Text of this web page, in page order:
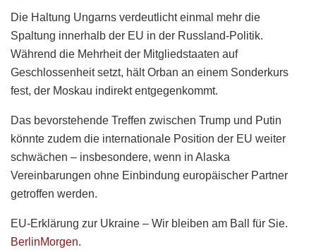
Die Haltung Ungarns verdeutlicht einmal mehr die
Spaltung innerhalb der EU in der Russland-Politik.
Während die Mehrheit der Mitgliedstaaten auf
Geschlossenheit setzt, hält Orban an einem Sonderkurs
fest, der Moskau indirekt entgegenkommt.
Das bevorstehende Treffen zwischen Trump und Putin
könnte zudem die internationale Position der EU weiter
schwächen – insbesondere, wenn in Alaska
Vereinbarungen ohne Einbindung europäischer Partner
getroffen werden.
EU-Erklärung zur Ukraine – Wir bleiben am Ball für Sie.
BerlinMorgen.